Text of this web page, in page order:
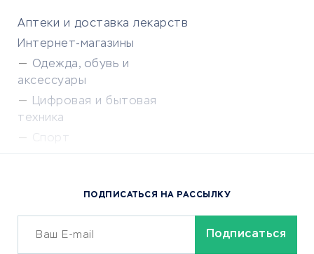
Аптеки и доставка лекарств
Интернет-магазины
Одежда, обувь и
аксессуары
Цифровая и бытовая
техника
Спорт
Сервисы доставки
ОБУЧЕНИЕ И РАБОТА
ПОДПИСАТЬСЯ НА РАССЫЛКУ